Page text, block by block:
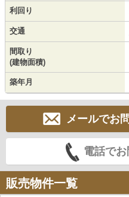
利回り
交通
間取り
(建物面積)
築年月
メールでお
電話で
販売物件一覧